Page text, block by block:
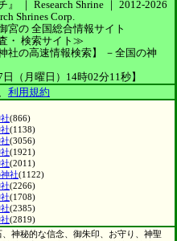
』 ｜ Research Shrine ｜ 2012-2026
Shrines Corp.
宮の 全国総合情報サイト
・ 検索サイト≫
社の高速情報検索】
－全国の神
（月曜日）14時02分11秒】
利用規約
(866)
(1138)
(3056)
(1921)
(2011)
社(1122)
(2266)
(1708)
(2385)
(2819)
神秘的な信念、御朱印、お守り、神聖